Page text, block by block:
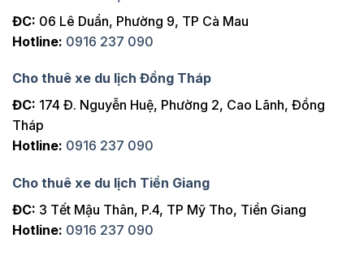
ĐC: 06 Lê Duẩn, Phường 9, TP Cà Mau
Hotline: 0916 237 090
Cho thuê xe du lịch Đồng Tháp
ĐC: 174 Đ. Nguyễn Huệ, Phường 2, Cao Lãnh, Đồng
Tháp
Hotline: 0916 237 090
Cho thuê xe du lịch Tiền Giang
ĐC: 3 Tết Mậu Thân, P.4, TP Mỹ Tho, Tiền Giang
Hotline: 0916 237 090